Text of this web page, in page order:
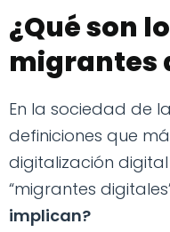
¿Qué son
migrantes
En la sociedad de
definiciones que
digitalización digital
“migrantes
implican?